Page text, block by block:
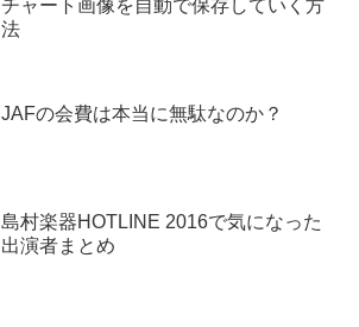
チャート画像を自動で保存していく方
法
JAFの会費は本当に無駄なのか？
島村楽器HOTLINE 2016で気になった
出演者まとめ